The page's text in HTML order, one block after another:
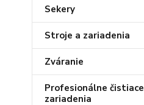
Sekery
Stroje a zariadenia
Zváranie
Profesionálne čistiace
zariadenia